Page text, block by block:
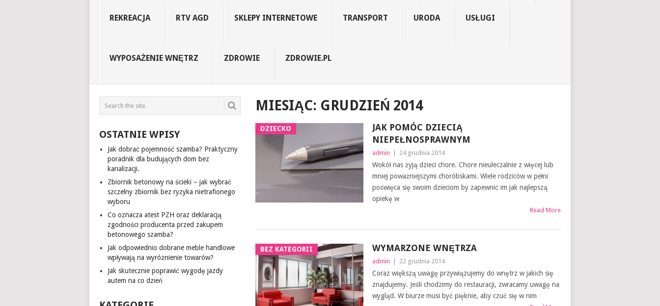
REKREACJA RTV AGD SKLEPY INTERNETOWE TRANSPORT URODA USŁUGI
WYPOSAŻENIE WNĘTRZ ZDROWIE ZDROWIE.PL
MIESIĄC: GRUDZIEŃ 2014
DZIECKO
JAK POMÓC DZIECIĄ
NIEPEŁNOSPRAWNYM
admin 24 grudnia 2014
Wokół nas żyją dzieci chore. Chore nieuleczalnie z więcej lub
mniej poważniejszymi choróbskami. Wiele rodziców w pełni
poświęca się swoim dzieciom by zapewnić im jak najlepszą
opiekę w
Read More
BEZ KATEGORII WYMARZONE WNĘTRZA
admin 22 grudnia 2014
Coraz większą uwagę przywiązujemy do wnętrz w jakich się
znajdujemy. Jeśli chodzimy do restauracji, zwracamy uwagę na
wygląd. W biurze musi być pięknie, aby czuć się w nim
OSTATNIE WPISY
Jak dobrać pojemność szamba? Praktyczny
poradnik dla budujących dom bez
kanalizacji.
Zbiornik betonowy na ścieki – jak wybrać
szczelny zbiornik bez ryzyka nietrafionego
wyboru
Co oznacza atest PZH oraz deklaracją
zgodności producenta przed zakupem
betonowego szamba?
Jak odpowiednio dobrane meble handlowe
wpływają na wyróżnienie towarów?
Jak skutecznie poprawić wygodę jazdy
autem na co dzień